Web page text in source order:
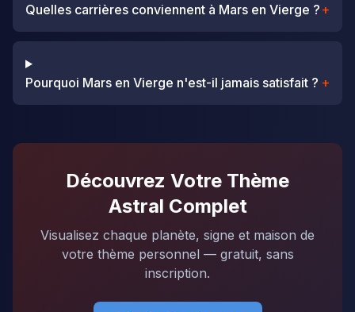
Quelles carrières conviennent à Mars en Vierge ? +
Pourquoi Mars en Vierge n'est-il jamais satisfait ? +
Découvrez Votre Thème
Astral Complet
Visualisez chaque planète, signe et maison de
votre thème personnel — gratuit, sans
inscription.